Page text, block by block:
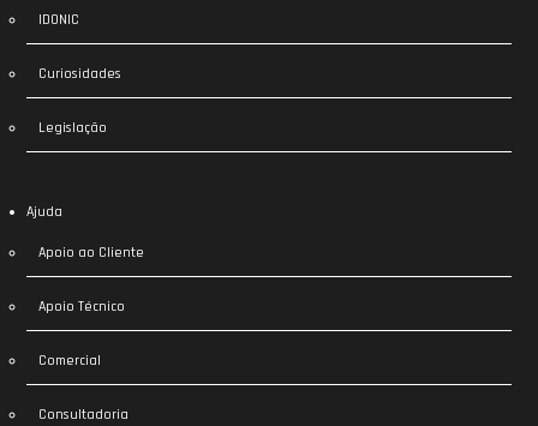
IDONIC
Curiosidades
Legislação
Ajuda
Apoio ao Cliente
Apoio Técnico
Comercial
Consultadoria